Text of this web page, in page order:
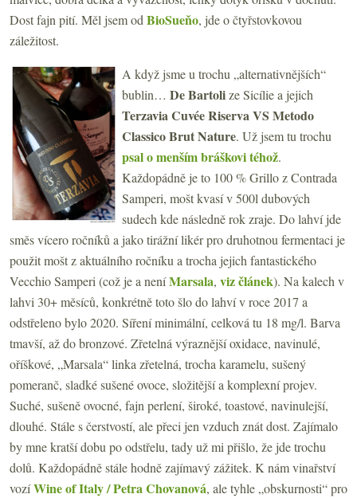
Dost fajn pití. Měl jsem od BioSueňo, jde o čtyřstovkovou
záležitost.
A když jsme u trochu „alternativnějších“
bublin… De Bartolize Sicílie a jejich
Terzavia Cuvée Riserva VS Metodo
Classico Brut Nature. Už jsem tu trochu
psal o menším bráškovi téhož.
Každopádně je to 100 % Grillo z Contrada
Samperi, mošt kvasí v 500l dubových
sudech kde následně rok zraje. Do lahví jde
směs vícero ročníků a jako tirážní likér pro druhotnou fermentaci je
použit mošt z aktuálního ročníku a trocha jejich fantastického
Vecchio Samperi (což je a neníMarsala, viz článek). Na kalech v
lahvi 30+ měsíců, konkrétně toto šlo do lahví v roce 2017 a
odstřeleno bylo 2020. Síření minimální, celková tu 18 mg/l. Barva
tmavší, až do bronzové. Zřetelná výraznější oxidace, navinulé,
oříškové, „Marsala“ linka zřetelná, trocha karamelu, sušený
pomeranč, sladké sušené ovoce, složitější a komplexní projev.
Suché, sušeně ovocné, fajn perlení, široké, toastové, navinulejší,
dlouhé. Stále s čerstvostí, ale přeci jen vzduch znát dost. Zajímalo
by mne kratší dobu po odstřelu, tady už mi přišlo, že jde trochu
dolů. Každopádně stále hodně zajímavý zážitek. K nám vinařství
vozíWine of Italy / Petra Chovanová, ale tyhle „obskurnosti“ pro